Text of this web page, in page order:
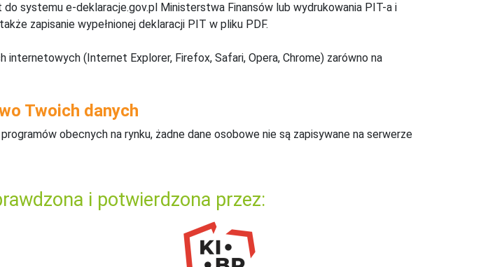
systemu e-deklaracje.gov.pl Ministerstwa Finansów lub wydrukowania PIT-a i
zapisanie wypełnionej deklaracji PIT w pliku PDF.
(Internet Explorer, Firefox, Safari, Opera, Chrome) zarówno na
Twoich danych
obecnych na rynku, żadne dane osobowe nie są zapisywane na serwerze
i potwierdzona przez: